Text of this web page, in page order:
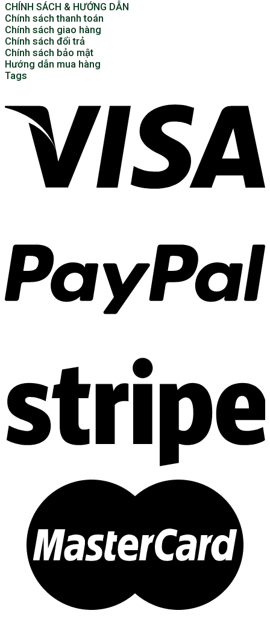
CHÍNH SÁCH & HƯỚNG DẪN
Chính sách thanh toán
Chính sách giao hàng
Chính sách đổi trả
Chính sách bảo mật
Hướng dẫn mua hàng
Tags